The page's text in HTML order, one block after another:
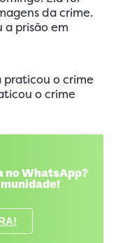
da crime.
prisão em
praticou o crime
o crime
no WhatsApp?